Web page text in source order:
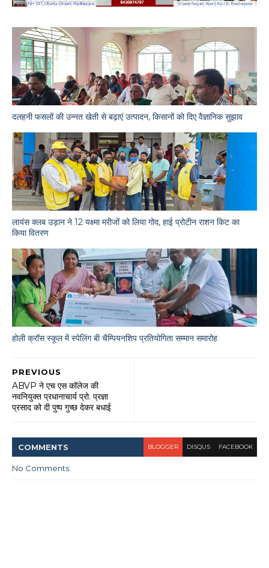
दलहनी फसलों की उन्नत खेती से बढ़ाएं उत्पादन, किसानों को दिए वैज्ञानिक सुझाव
लायंस क्लब उड़ान ने 12 यक्ष्मा मरीजों को लिया गोद, हाई प्रोटीन राशन किट का
किया वितरण
होली क्रॉस स्कूल में स्पेलिंग बी चैम्पियनशिप प्रतियोगिता सम्मान समारोह
PREVIOUS
ABVP ने एच एस कॉलेज की
नवनियुक्त प्रधानाचार्य प्रो. प्रज्ञा
प्रसाद को दी पुष्प गुच्छ देकर बधाई
COMMENTS BLOGGER DISQUS FACEBOOK
No Comments: